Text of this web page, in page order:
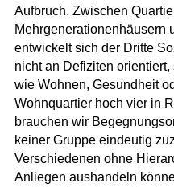
Aufbruch. Zwischen
Mehrgenerationenhäusern
entwickelt sich der Dritte
nicht an Defiziten
wie Wohnen, Gesundheit
Wohnquartier hoch vier in
brauchen wir
keiner Gruppe eindeutig
Verschiedenen ohne
Anliegen aushandeln